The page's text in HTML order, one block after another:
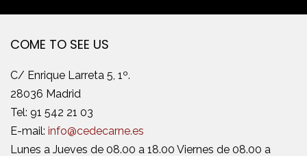
COME TO SEE US
C/ Enrique Larreta 5, 1º.
28036 Madrid
Tel: 91 542 21 03
E-mail: info@cedecarne.es
Lunes a Jueves de 08.00 a 18.00 Viernes de 08.00 a